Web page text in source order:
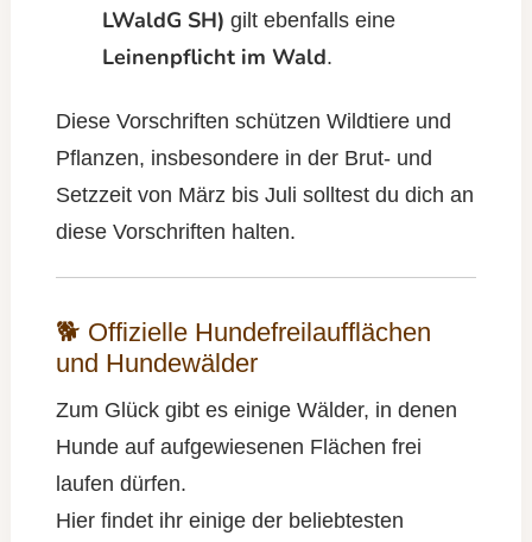
LWaldG SH) gilt ebenfalls eine
Leinenpflicht im Wald.
Diese Vorschriften schützen Wildtiere und
Pflanzen, insbesondere in der Brut- und
Setzzeit von März bis Juli solltest du dich an
diese Vorschriften halten.
🐕 Offizielle Hundefreilaufflächen
und Hundewälder
Zum Glück gibt es einige Wälder, in denen
Hunde auf aufgewiesenen Flächen frei
laufen dürfen.
Hier findet ihr einige der beliebtesten